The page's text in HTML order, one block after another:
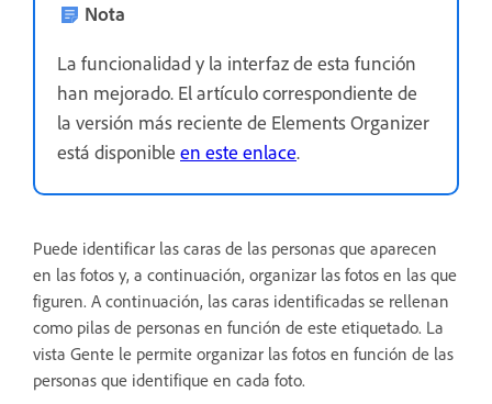
Nota
La funcionalidad y la interfaz de esta función
han mejorado. El artículo correspondiente de
la versión más reciente de Elements Organizer
está disponible en este enlace.
Puede identificar las caras de las personas que aparecen
en las fotos y, a continuación, organizar las fotos en las que
figuren. A continuación, las caras identificadas se rellenan
como pilas de personas en función de este etiquetado. La
vista Gente le permite organizar las fotos en función de las
personas que identifique en cada foto.